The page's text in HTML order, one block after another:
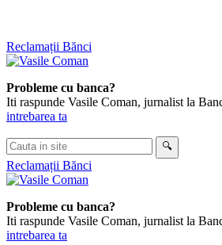
Skip
to
Reclamații Bănci
Probleme cu banca?
Iti raspunde Vasile Coman, jurnalist la
intrebarea ta
Cauta
in
site
🔍
Reclamații Bănci
Probleme cu banca?
Iti raspunde Vasile Coman, jurnalist la
intrebarea ta